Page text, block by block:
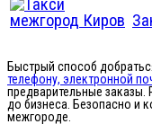
Быстрый способ
телефону, электронной
предварительные
до бизнеса. Безопасно и
межгороде.